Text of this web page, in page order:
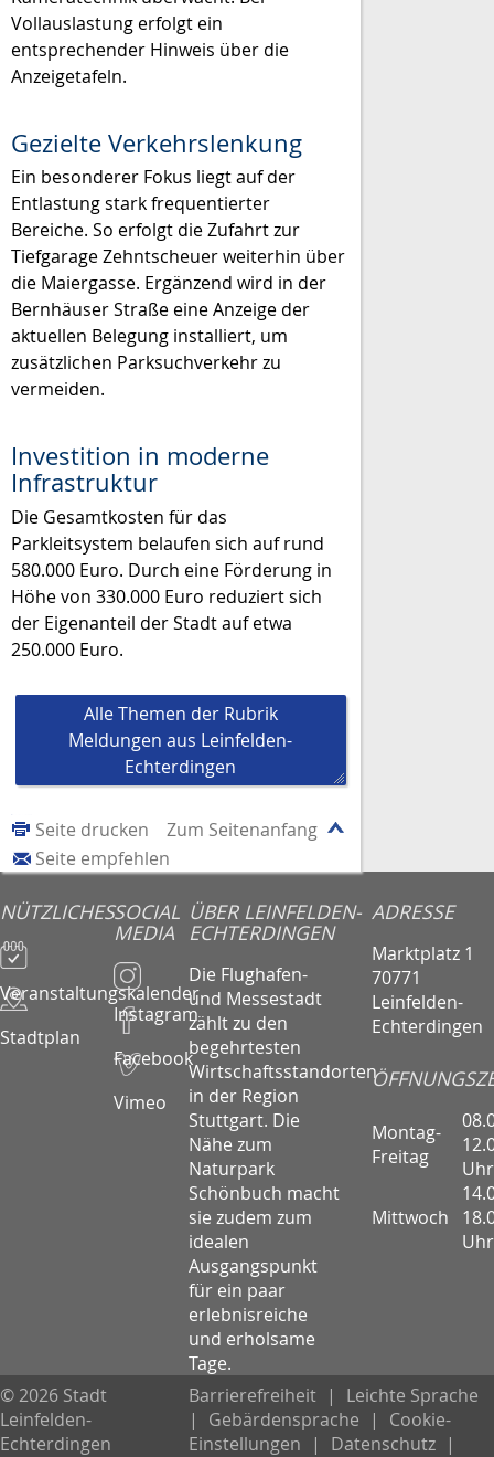
Vollauslastung erfolgt ein
entsprechender Hinweis über die
Anzeigetafeln.
Gezielte Verkehrslenkung
Ein besonderer Fokus liegt auf der
Entlastung stark frequentierter
Bereiche. So erfolgt die Zufahrt zur
Tiefgarage Zehntscheuer weiterhin über
die Maiergasse. Ergänzend wird in der
Bernhäuser Straße eine Anzeige der
aktuellen Belegung installiert, um
zusätzlichen Parksuchverkehr zu
vermeiden.
Investition in moderne
Infrastruktur
Die Gesamtkosten für das
Parkleitsystem belaufen sich auf rund
580.000 Euro. Durch eine Förderung in
Höhe von 330.000 Euro reduziert sich
der Eigenanteil der Stadt auf etwa
250.000 Euro.
Alle Themen der Rubrik
Meldungen aus Leinfelden-
Echterdingen
Zum Seitenanfang
Seite drucken
Seite empfehlen
NÜTZLICHES
Veranstaltungskalender
Stadtplan
SOCIAL
MEDIA
Instagram
Facebook
Vimeo
ÜBER LEINFELDEN-
ECHTERDINGEN
Die Flughafen-
und Messestadt
zählt zu den
begehrtesten
Wirtschaftsstandorten
in der Region
Stuttgart. Die
Nähe zum
Naturpark
Schönbuch macht
sie zudem zum
idealen
Ausgangspunkt
für ein paar
erlebnisreiche
und erholsame
Tage.
ADRESSE
Marktplatz 1
70771
Leinfelden-
Echterdingen
Montag-
Freitag
Uhr
Mittwoch
Uhr
© 2026 Stadt
Leinfelden-
Echterdingen
Barrierefreiheit |
Leichte Sprache
|
Gebärdensprache |
Cookie-
Einstellungen
| Datenschutz |